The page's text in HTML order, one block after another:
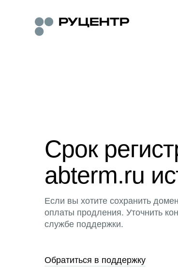
Срок
abterm.ru
Если вы хотите сохранить
оплаты продления. Уточнить
службе поддержки.
Обратиться в поддержку